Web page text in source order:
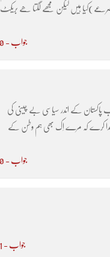
ہیں لیکن مجھے لگتا ھے بریکٹ
جواب - 0
پاکستان کے اندر سیاسی بے چینی کی
خدا کرے کہ مرے اِک بھی ہم وطن کے
جواب - 0
جواب - 1